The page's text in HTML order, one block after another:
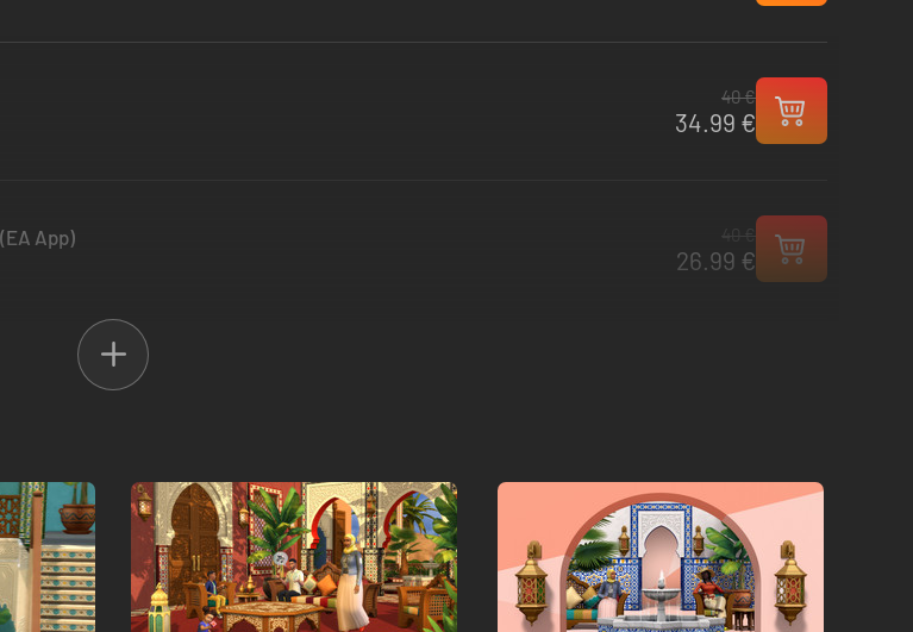
40 €
34.99 €
App)
26.99 €